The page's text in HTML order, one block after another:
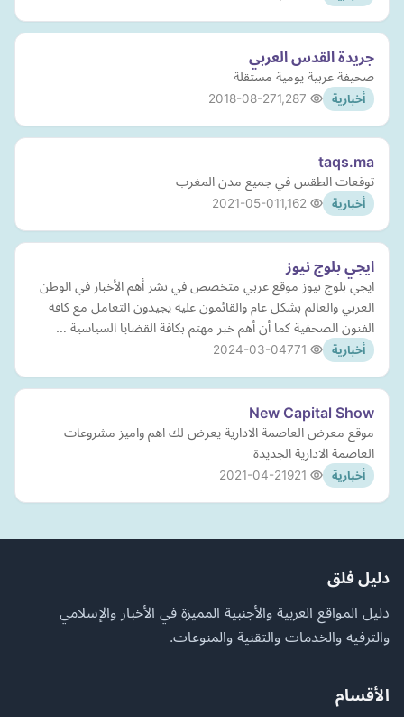
جريدة القدس العربي
صحيفة عربية يومية مستقلة
أخبارية 2018-08-27
taqs.ma
توقعات الطقس في جميع مدن المغرب
أخبارية 2021-05-01
ايجي بلوج نيوز
ايجي بلوج نيوز موقع عربي متخصص في نشر أهم الأخبار في الوطن
العربي والعالم بشكل عام والقائمون عليه يجيدون التعامل مع كافة
الفنون الصحفية كما أن أهم خبر مهتم بكافة القضايا السياسية …
أخبارية 2024-03-04
New Capital Show
موقع معرض العاصمة الادارية يعرض لك اهم واميز مشروعات
العاصمة الادارية الجديدة
أخبارية 2021-04-21
دليل فلق
دليل المواقع العربية والأجنبية المميزة في الأخبار والإسلامي
والترفيه والخدمات والتقنية والمنوعات.
الأقسام